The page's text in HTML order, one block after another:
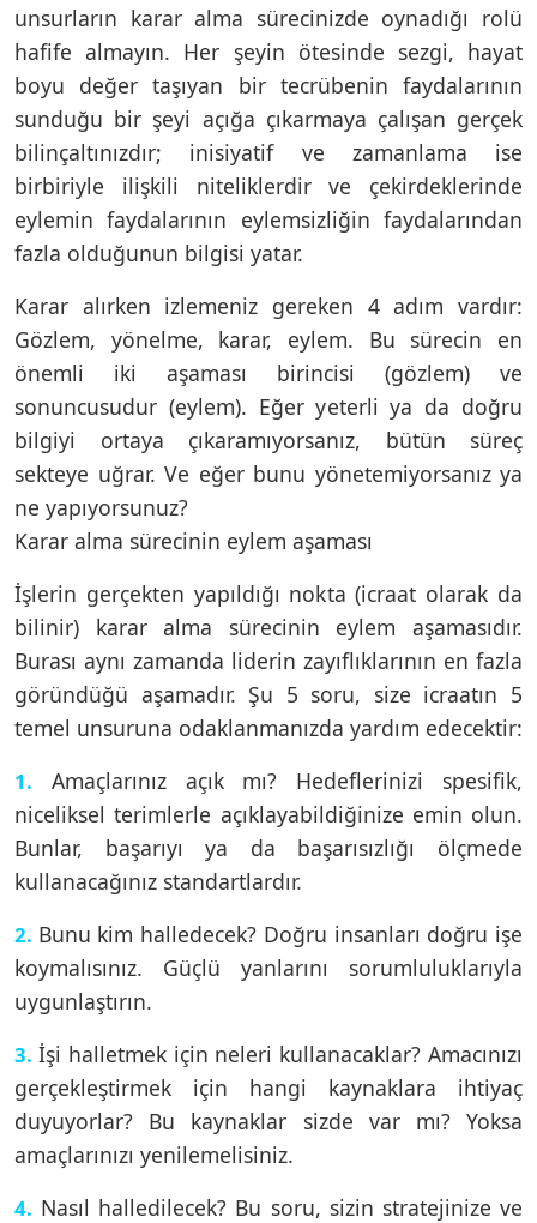
unsurların karar alma sürecinizde oynadığı rolü
hafife almayın. Her şeyin ötesinde sezgi, hayat
boyu değer taşıyan bir tecrübenin faydalarının
sunduğu bir şeyi açığa çıkarmaya çalışan gerçek
bilinçaltınızdır; inisiyatif ve zamanlama ise
birbiriyle ilişkili niteliklerdir ve çekirdeklerinde
eylemin faydalarının eylemsizliğin faydalarından
fazla olduğunun bilgisi yatar.
Karar alırken izlemeniz gereken 4 adım vardır:
Gözlem, yönelme, karar, eylem. Bu sürecin en
önemli iki aşaması birincisi (gözlem) ve
sonuncusudur (eylem). Eğer yeterli ya da doğru
bilgiyi ortaya çıkaramıyorsanız, bütün süreç
sekteye uğrar. Ve eğer bunu yönetemiyorsanız ya
ne yapıyorsunuz?
Karar alma sürecinin eylem aşaması
İşlerin gerçekten yapıldığı nokta (icraat olarak da
bilinir) karar alma sürecinin eylem aşamasıdır.
Burası aynı zamanda liderin zayıflıklarının en fazla
göründüğü aşamadır. Şu 5 soru, size icraatın 5
temel unsuruna odaklanmanızda yardım edecektir:
1. Amaçlarınız açık mı? Hedeflerinizi spesifik,
niceliksel terimlerle açıklayabildiğinize emin olun.
Bunlar, başarıyı ya da başarısızlığı ölçmede
kullanacağınız standartlardır.
2. Bunu kim halledecek? Doğru insanları doğru işe
koymalısınız. Güçlü yanlarını sorumluluklarıyla
uygunlaştırın.
3. İşi halletmek için neleri kullanacaklar? Amacınızı
gerçekleştirmek için hangi kaynaklara ihtiyaç
duyuyorlar? Bu kaynaklar sizde var mı? Yoksa
amaçlarınızı yenilemelisiniz.
4. Nasıl halledilecek? Bu soru, sizin stratejinize ve